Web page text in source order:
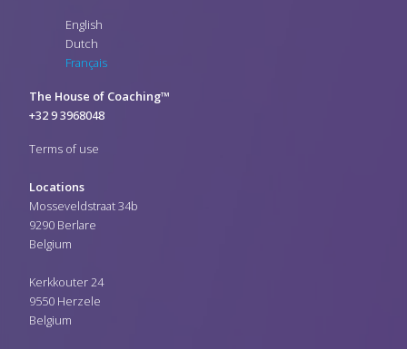
English
Dutch
Français
The House of Coaching™
+32 9 3968048
Terms of use
Locations
Mosseveldstraat 34b
9290 Berlare
Belgium
Kerkkouter 24
9550 Herzele
Belgium